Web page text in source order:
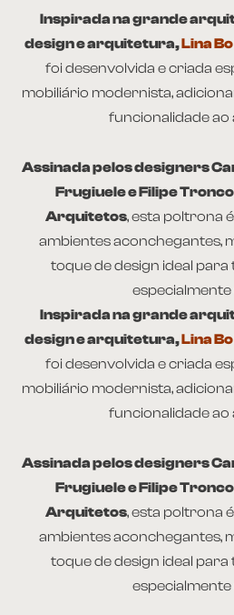
Inspirada na grande
design e arquitetura,Lina
foi desenvolvida e criada
mobiliário modernista,
funcionalidade ao
Assinada pelos designers
Frugiuele e Filipe
Arquitetos, esta poltrona
ambientes aconchegantes,
toque de design ideal
especialmente
Inspirada na grande
design e arquitetura,Lina
foi desenvolvida e criada
mobiliário modernista,
funcionalidade ao
Assinada pelos designers
Frugiuele e Filipe
Arquitetos, esta poltrona
ambientes aconchegantes,
toque de design ideal
especialmente